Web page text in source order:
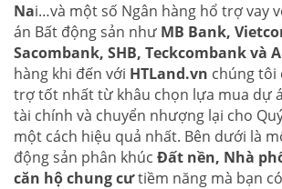
Nai…và một số Ngân hàng hổ trợ vay
án Bất động sản như MB Bank,
Sacombank, SHB, Teckcombank và
hàng khi đến với HTLand.vn chúng tôi
trợ tốt nhất từ khâu chọn lựa mua dự
tài chính và chuyển nhượng lại cho
một cách hiệu quả nhất. Bên dưới là
động sản phân khúc Đất nền, Nhà
căn hộ chung cưtiềm năng mà bạn